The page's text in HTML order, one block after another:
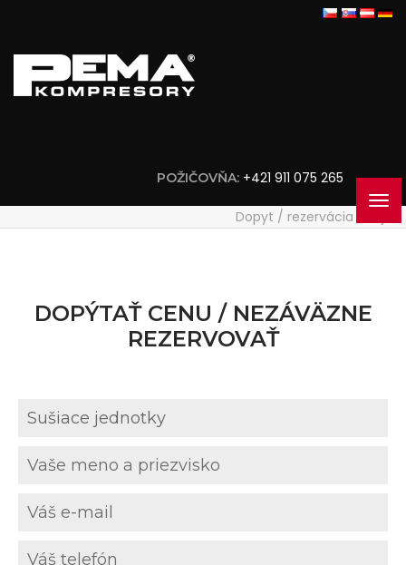
POŽIČOVŇA: +421 911 075 265
Dopyt / rezervácia stroja
DOPÝTAŤ CENU / NEZÁVÄZNE
REZERVOVAŤ